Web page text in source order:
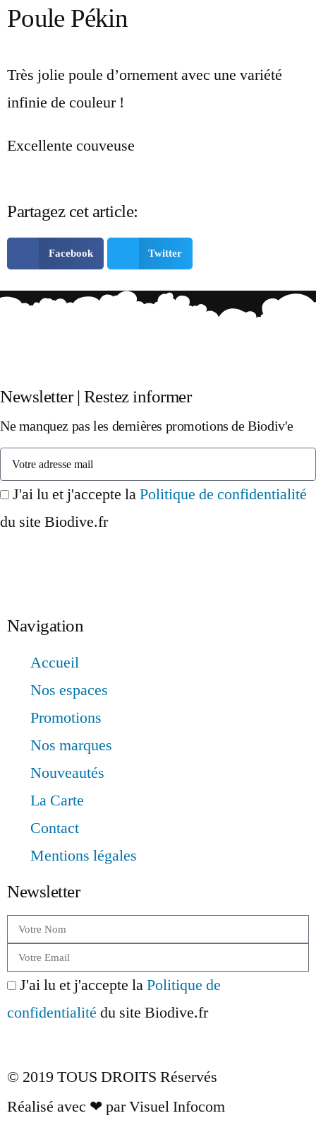
Poule Pékin
Très jolie poule d’ornement avec une variété
infinie de couleur !
Excellente couveuse
Partagez cet article:
Facebook Twitter
Newsletter | Restez informer
Ne manquez pas les dernières promotions de Biodiv'e
J'ai lu et j'accepte laPolitique de confidentialité
du site Biodive.fr
Navigation
Accueil
Nos espaces
Promotions
Nos marques
Nouveautés
La Carte
Contact
Mentions légales
Newsletter
J'ai lu et j'accepte laPolitique de
confidentialité du site Biodive.fr
© 2019 TOUS DROITS Réservés
Réalisé avec ❤ par Visuel Infocom